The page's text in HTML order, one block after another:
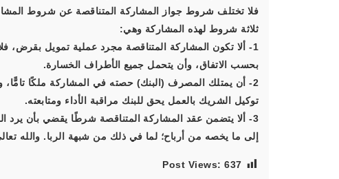
فلا تختلف شروط جواز المشاركة المتناقصة عن شروط
ثلاثة شروط لهذه المشاركة وهي:
1- ألا تكون المشاركة المتناقصة مجرد عملية تمويل بقرض،
بحسب الاتفاق، وأن يتحمل جميع الأطراف الخسارة.
2- أن يمتلك المصرف (البنك) حصته في المشاركة ملكًا تامًّا،
توكيل الشريك بالعمل يحق للبنك مراقبة الأداء ومتابعته.
3- ألا يتضمن عقد المشاركة المتناقصة شرطًا يقضي بأن
إلى ما يخصه من أرباح؛ لما في ذلك من شبهة الربا. والله
Post Views: 637